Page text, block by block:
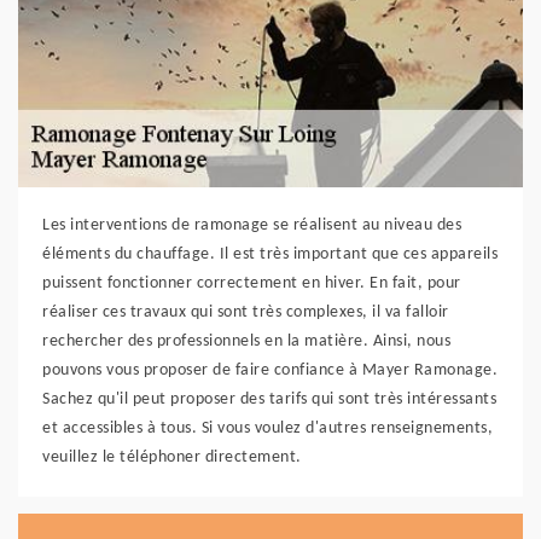
Les interventions de ramonage se réalisent au niveau des
éléments du chauffage. Il est très important que ces appareils
puissent fonctionner correctement en hiver. En fait, pour
réaliser ces travaux qui sont très complexes, il va falloir
rechercher des professionnels en la matière. Ainsi, nous
pouvons vous proposer de faire confiance à Mayer Ramonage.
Sachez qu'il peut proposer des tarifs qui sont très intéressants
et accessibles à tous. Si vous voulez d'autres renseignements,
veuillez le téléphoner directement.